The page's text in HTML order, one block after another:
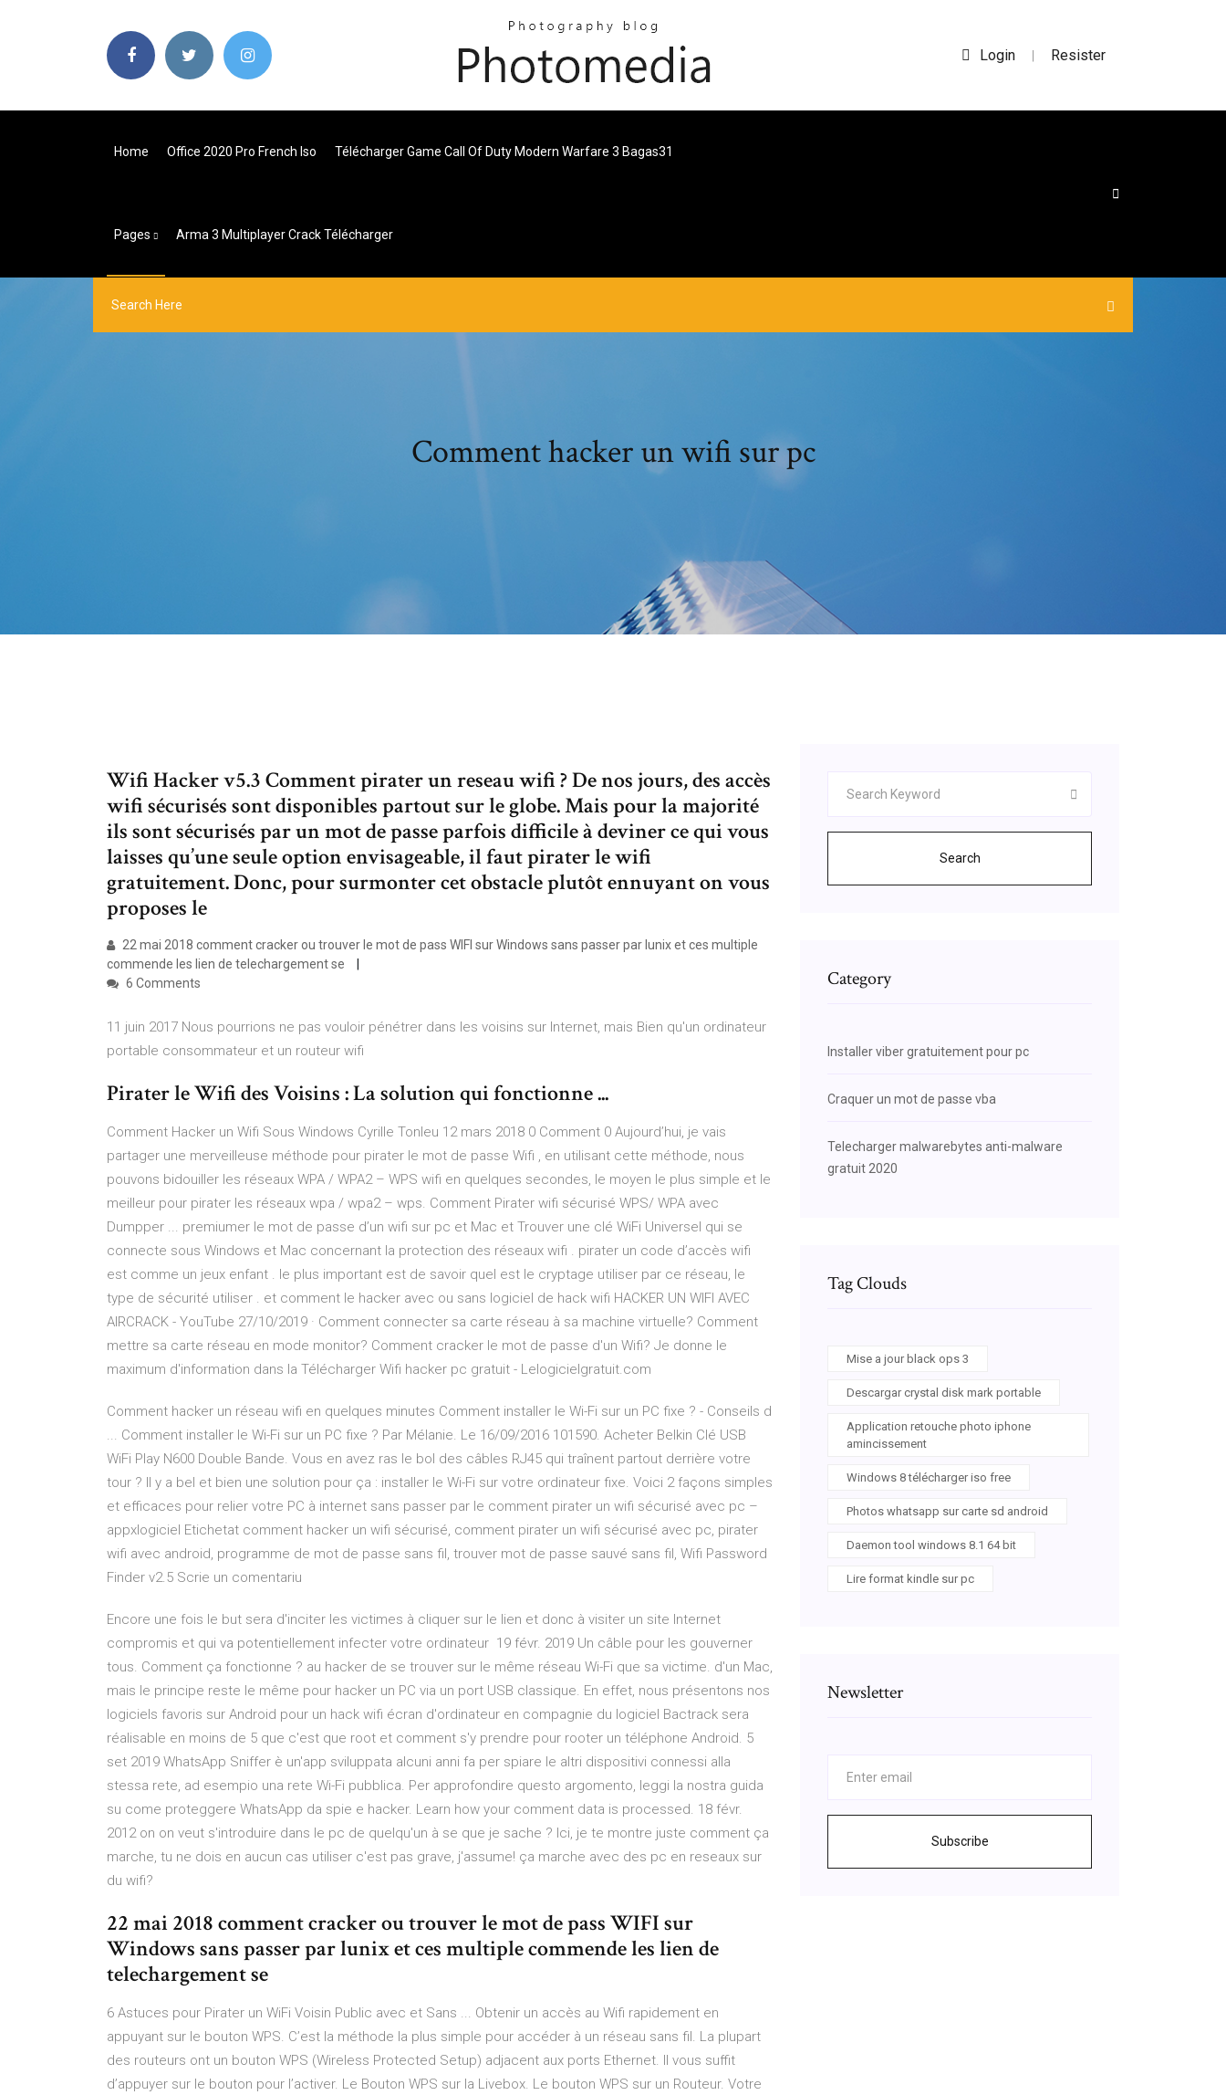
Login | Resister
Home Office 2020 Pro French Iso Télécharger Game Call Of Duty Modern Warfare 3 Bagas31
Pages Arma 3 Multiplayer Crack Télécharger
Comment hacker un wifi sur pc
Wifi Hacker v5.3 Comment pirater un reseau wifi ? De nos jours, des accès
wifi sécurisés sont disponibles partout sur le globe. Mais pour la majorité
ils sont sécurisés par un mot de passe parfois difficile à deviner ce qui vous
laisses qu’une seule option envisageable, il faut pirater le wifi
gratuitement. Donc, pour surmonter cet obstacle plutôt ennuyant on vous
proposes le
22 mai 2018 comment cracker ou trouver le mot de pass WIFI sur Windows sans passer par lunix et ces multiple
commende les lien de telechargement se
6 Comments
11 juin 2017 Nous pourrions ne pas vouloir pénétrer dans les voisins sur Internet, mais Bien qu'un ordinateur
portable consommateur et un routeur wifi
Pirater le Wifi des Voisins : La solution qui fonctionne ...
Comment Hacker un Wifi Sous Windows Cyrille Tonleu 12 mars 2018 0 Comment 0 Aujourd’hui, je vais
partager une merveilleuse méthode pour pirater le mot de passe Wifi , en utilisant cette méthode, nous
pouvons bidouiller les réseaux WPA / WPA2 – WPS wifi en quelques secondes, le moyen le plus simple et le
meilleur pour pirater les réseaux wpa / wpa2 – wps. Comment Pirater wifi sécurisé WPS/ WPA avec
Dumpper ... premiumer le mot de passe d’un wifi sur pc et Mac et Trouver une clé WiFi Universel qui se
connecte sous Windows et Mac concernant la protection des réseaux wifi . pirater un code d’accès wifi
est comme un jeux enfant . le plus important est de savoir quel est le cryptage utiliser par ce réseau, le
type de sécurité utiliser . et comment le hacker avec ou sans logiciel de hack wifi HACKER UN WIFI AVEC
AIRCRACK - YouTube 27/10/2019 · Comment connecter sa carte réseau à sa machine virtuelle? Comment
mettre sa carte réseau en mode monitor? Comment cracker le mot de passe d'un Wifi? Je donne le
maximum d'information dans la Télécharger Wifi hacker pc gratuit - Lelogicielgratuit.com
Comment hacker un réseau wifi en quelques minutes Comment installer le Wi-Fi sur un PC fixe ? - Conseils d
... Comment installer le Wi-Fi sur un PC fixe ? Par Mélanie. Le 16/09/2016 101590. Acheter Belkin Clé USB
WiFi Play N600 Double Bande. Vous en avez ras le bol des câbles RJ45 qui traînent partout derrière votre
tour ? Il y a bel et bien une solution pour ça : installer le Wi-Fi sur votre ordinateur fixe. Voici 2 façons simples
et efficaces pour relier votre PC à internet sans passer par le comment pirater un wifi sécurisé avec pc –
appxlogiciel Etichetat comment hacker un wifi sécurisé, comment pirater un wifi sécurisé avec pc, pirater
wifi avec android, programme de mot de passe sans fil, trouver mot de passe sauvé sans fil, Wifi Password
Finder v2.5 Scrie un comentariu
Encore une fois le but sera d'inciter les victimes à cliquer sur le lien et donc à visiter un site Internet
compromis et qui va potentiellement infecter votre ordinateur 19 févr. 2019 Un câble pour les gouverner
tous. Comment ça fonctionne ? au hacker de se trouver sur le même réseau Wi-Fi que sa victime. d'un Mac,
mais le principe reste le même pour hacker un PC via un port USB classique. En effet, nous présentons nos
logiciels favoris sur Android pour un hack wifi écran d'ordinateur en compagnie du logiciel Bactrack sera
réalisable en moins de 5 que c'est que root et comment s'y prendre pour rooter un téléphone Android. 5
set 2019 WhatsApp Sniffer è un'app sviluppata alcuni anni fa per spiare le altri dispositivi connessi alla
stessa rete, ad esempio una rete Wi-Fi pubblica. Per approfondire questo argomento, leggi la nostra guida
su come proteggere WhatsApp da spie e hacker. Learn how your comment data is processed. 18 févr.
2012 on on veut s'introduire dans le pc de quelqu'un à se que je sache ? Ici, je te montre juste comment ça
marche, tu ne dois en aucun cas utiliser c'est pas grave, j'assume! ça marche avec des pc en reseaux sur
du wifi?
22 mai 2018 comment cracker ou trouver le mot de pass WIFI sur
Windows sans passer par lunix et ces multiple commende les lien de
telechargement se
6 Astuces pour Pirater un WiFi Voisin Public avec et Sans ... Obtenir un accès au Wifi rapidement en
appuyant sur le bouton WPS. C’est la méthode la plus simple pour accéder à un réseau sans fil. La plupart
des routeurs ont un bouton WPS (Wireless Protected Setup) adjacent aux ports Ethernet. Il vous suffit
d’appuyer sur le bouton pour l’activer. Le Bouton WPS sur la Livebox. Le bouton WPS sur un Routeur. Votre
Search
Category
Installer viber gratuitement pour pc
Craquer un mot de passe vba
Telecharger malwarebytes anti-malware
gratuit 2020
Tag Clouds
Mise a jour black ops 3
Descargar crystal disk mark portable
Application retouche photo iphone
amincissement
Windows 8 télécharger iso free
Photos whatsapp sur carte sd android
Daemon tool windows 8.1 64 bit
Lire format kindle sur pc
Newsletter
Subscribe